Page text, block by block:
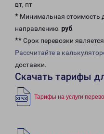
вт, пт
* Минимальная стоимость
направлению: руб.
** Срок перевозки является
Рассчитайте в
доставки.
Скачать тарифы
Тарифы на услуги